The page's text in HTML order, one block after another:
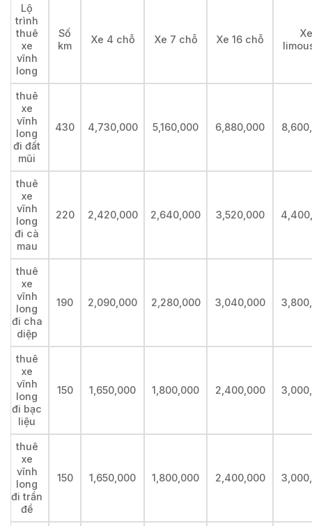
Lộ
trình
thuê
xe
vĩnh
long
Số
km
Xe 4 chỗ Xe 7 chỗ Xe 16 chỗ
Xe
thuê
xe
vĩnh
long
đi đất
mũi
430 4,730,000 5,160,000 6,880,000
thuê
xe
vĩnh
long
đi cà
mau
220 2,420,000 2,640,000 3,520,000
thuê
xe
vĩnh
long
đi cha
diệp
190 2,090,000 2,280,000 3,040,000
thuê
xe
vĩnh
long
đi bạc
liệu
150 1,650,000 1,800,000 2,400,000
thuê
xe
vĩnh
long
đi trần
đề
150 1,650,000 1,800,000 2,400,000